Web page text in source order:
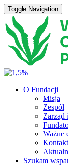
Toggle Navigation
O Fundacji
Misja
Zespół
Zarząd
Ważne
Kontakt
Szukam